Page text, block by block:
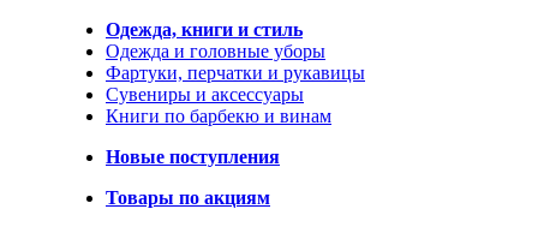
Одежда, книги и стиль
Одежда и головные уборы
Фартуки, перчатки и рукавицы
Сувениры и аксессуары
Книги по барбекю и винам
Новые поступления
Товары по акциям